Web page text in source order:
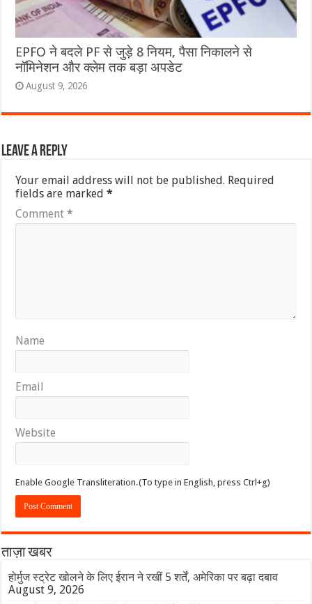
EPFO ने बदले PF से जुड़े 8 नियम, पैसा निकालने से
नॉमिनेशन और क्लेम तक बड़ा अपडेट
August 9, 2026
Leave a Reply
Your email address will not be published. Required
fields are marked*
Comment*
Name
Email
Website
Enable Google Transliteration.(To type in English, press Ctrl+g)
ताज़ा खबर
होर्मुज स्ट्रेट खोलने के लिए ईरान ने रखीं 5 शर्तें, अमेरिका पर बढ़ा दबाव
August 9, 2026